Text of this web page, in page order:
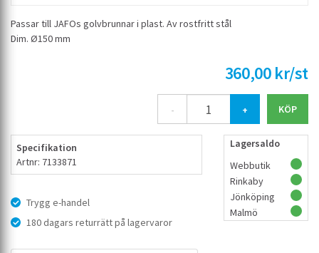
Passar till JAFOs golvbrunnar i plast. Av rostfritt stål
Dim. Ø150 mm
360,00 kr/st
- +
Specifikation
Artnr: 7133871
Trygg e-handel
180 dagars returrätt på lagervaror
Lagersaldo
Webbutik
Rinkaby
Jönköping
Malmö